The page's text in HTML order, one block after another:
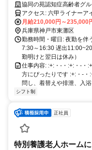
協同の苑認知症高齢者グ
アクセス: 六甲ライ
月給210,000円～235,000
兵庫県神戸市東灘区
勤務時間・曜日: 夜勤を伴
7:30～16:30 遅出
勤明けと翌日は休み）
仕事内容: :+:・-・:+:・-・
方にぴったりです :+:・-
問し、着替えや排泄、入
シフト制
正社員
特別養護老人ホーム